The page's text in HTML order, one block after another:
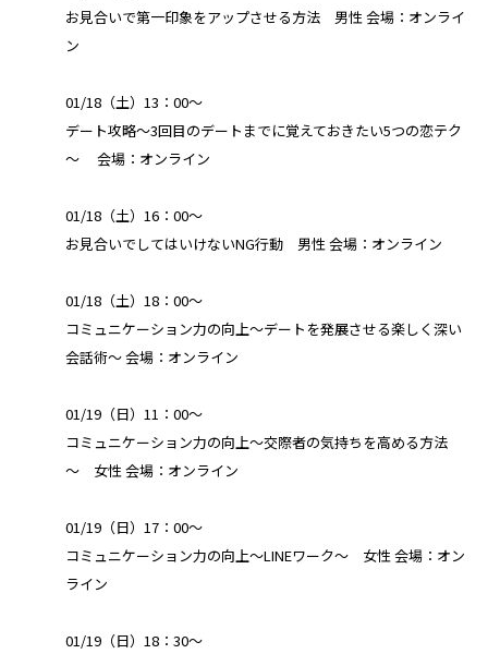
お見合いで第一印象をアップさせる方法 男性 会場：オンライ
ン
01/18（土）13：00～
デート攻略～3回目のデートまでに覚えておきたい5つの恋テク
～ 会場：オンライン
01/18（土）16：00～
お見合いでしてはいけないNG行動 男性 会場：オンライン
01/18（土）18：00～
コミュニケーション力の向上～デートを発展させる楽しく深い
会話術～ 会場：オンライン
01/19（日）11：00～
コミュニケーション力の向上～交際者の気持ちを高める方法
～ 女性 会場：オンライン
01/19（日）17：00～
コミュニケーション力の向上～LINEワーク～ 女性 会場：オン
ライン
01/19（日）18：30～